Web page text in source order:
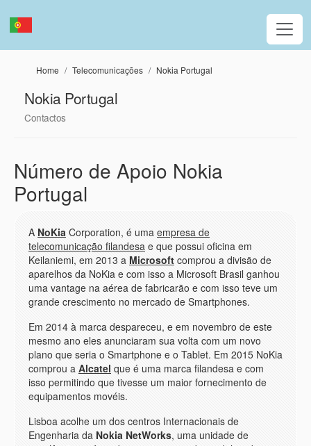
Home Telecomunicações Nokia Portugal
Nokia Portugal
Contactos
Número de Apoio Nokia
Portugal
A NoKia Corporation, é uma empresa de
telecomunicação filandesa e que possui oficina em
Keilaniemi, em 2013 a Microsoft comprou a divisäo de
aparelhos da NoKia e com isso a Microsoft Brasil ganhou
uma vantage na aérea de fabricarão e com isso teve um
grande crescimento no mercado de Smartphones.
Em 2014 à marca despareceu, e em novembro de este
mesmo ano eles anunciaram sua volta com um novo
plano que seria o Smartphone e o Tablet. Em 2015 NoKia
comprou a Alcatel que é uma marca filandesa e com
isso permitindo que tivesse um maior fornecimento de
equipamentos movéis.
Lisboa acolhe um dos centros Internacionais de
Engenharia da Nokia NetWorks, uma unidade de